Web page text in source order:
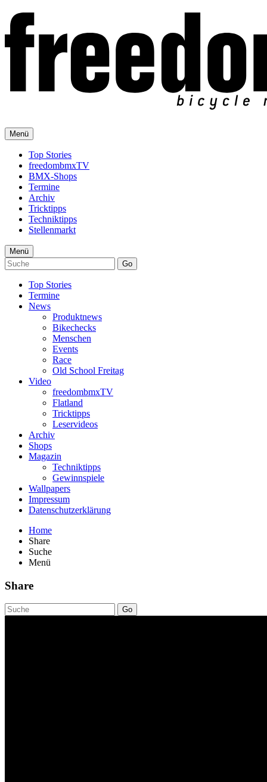
Menü
Top Stories
freedombmxTV
BMX-Shops
Termine
Archiv
Tricktipps
Techniktipps
Stellenmarkt
Menü
Go
Top Stories
Termine
News
Produktnews
Bikechecks
Menschen
Events
Race
Old School Freitag
Video
freedombmxTV
Flatland
Tricktipps
Leservideos
Archiv
Shops
Magazin
Techniktipps
Gewinnspiele
Wallpapers
Impressum
Datenschutzerklärung
Home
Share
Suche
Menü
Share
Go